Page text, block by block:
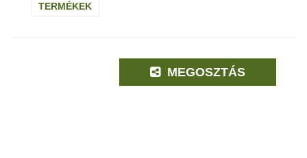
TERMÉKEK
MEGOSZTÁS